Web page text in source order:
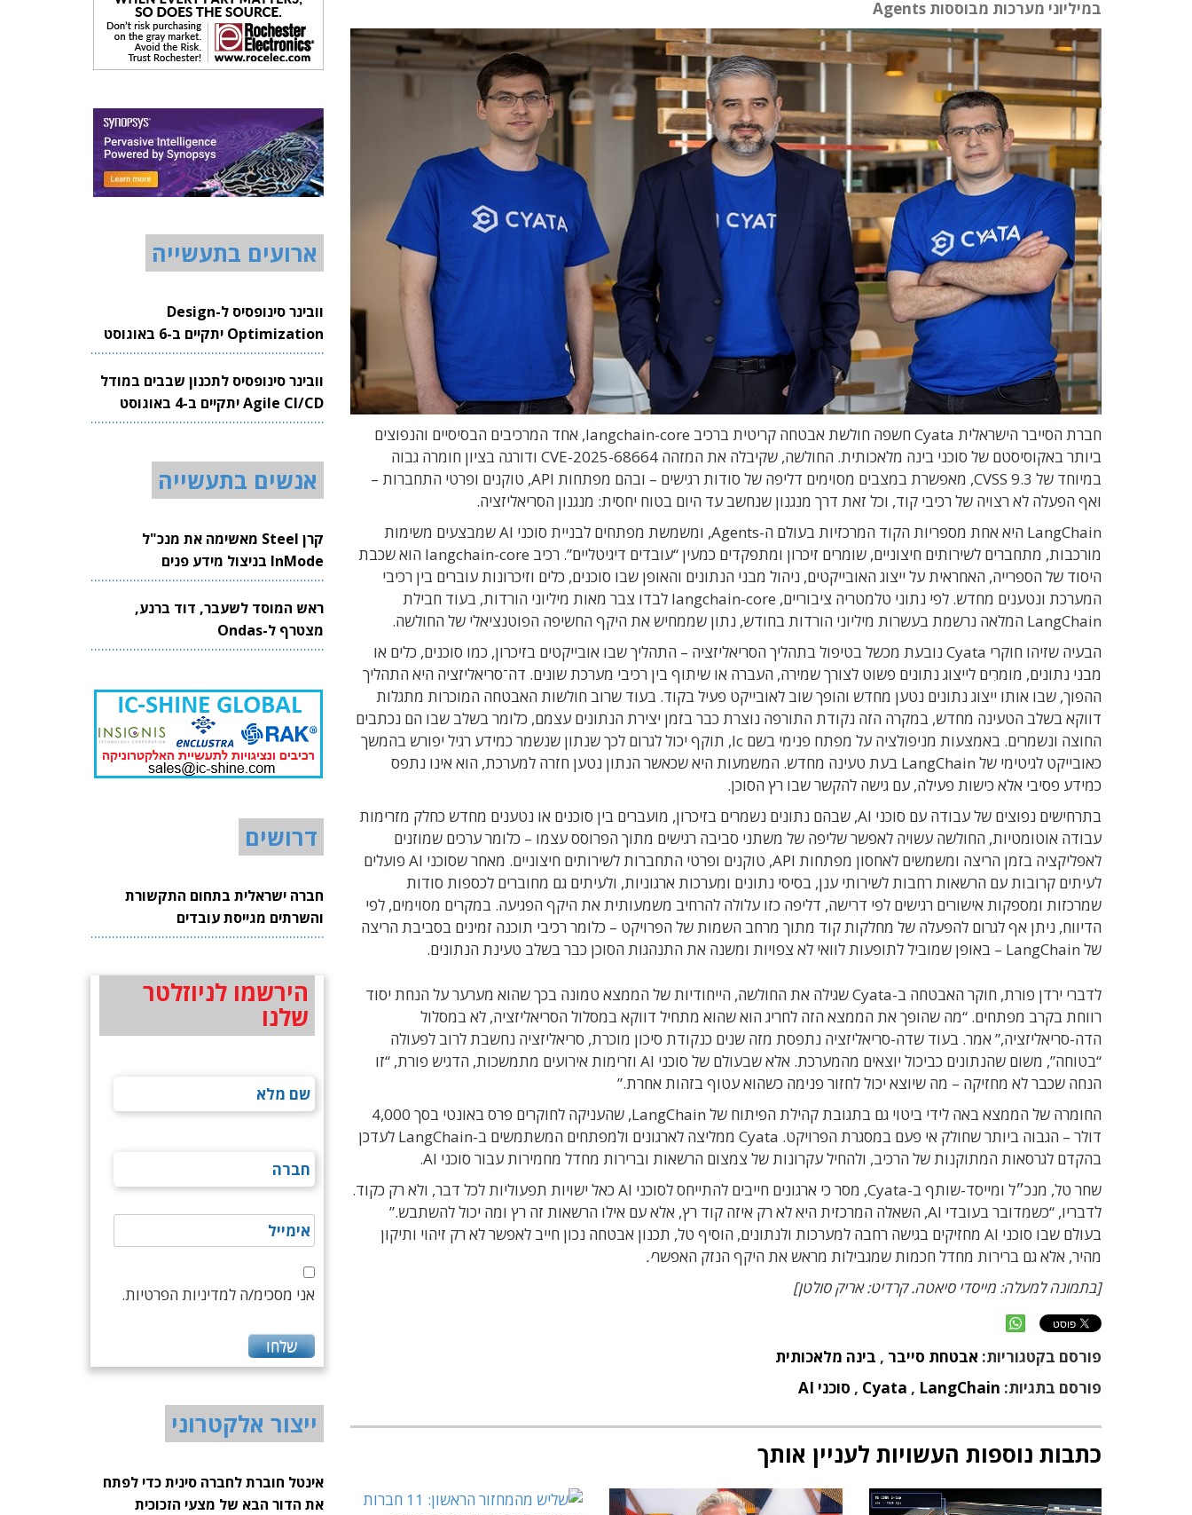
במיליוני מערכות מבוססות Agents
חברת הסייבר הישראלית Cyata חשפה חולשת אבטחה קריטית ברכיב langchain-core, אחד המרכיבים הבסיסיים והנפוצים
ביותר באקוסיסטם של סוכני בינה מלאכותית. החולשה, שקיבלה את המזהה CVE-2025-68664 ודורגה בציון חומרה גבוה
במיוחד של CVSS 9.3, מאפשרת במצבים מסוימים דליפה של סודות רגישים – ובהם מפתחות API, טוקנים ופרטי התחברות –
ואף הפעלה לא רצויה של רכיבי קוד, וכל זאת דרך מנגנון שנחשב עד היום בטוח יחסית: מנגנון הסריאליזציה.
LangChain היא אחת מספריות הקוד המרכזיות בעולם ה-Agents, ומשמשת מפתחים לבניית סוכני AI שמבצעים משימות
מורכבות, מתחברים לשירותים חיצוניים, שומרים זיכרון ומתפקדים כמעין “עובדים דיגיטליים”. רכיב langchain-core הוא שכבת
היסוד של הספרייה, האחראית על ייצוג האובייקטים, ניהול מבני הנתונים והאופן שבו סוכנים, כלים וזיכרונות עוברים בין רכיבי
המערכת ונטענים מחדש. לפי נתוני טלמטריה ציבוריים, langchain-core לבדו צבר מאות מיליוני הורדות, בעוד חבילת
LangChain המלאה נרשמת בעשרות מיליוני הורדות בחודש, נתון שממחיש את היקף החשיפה הפוטנציאלי של החולשה.
הבעיה שזיהו חוקרי Cyata נובעת מכשל בטיפול בתהליך הסריאליזציה – התהליך שבו אובייקטים בזיכרון, כמו סוכנים, כלים או
מבני נתונים, מומרִים לייצוג נתונים פשוט לצורך שמירה, העברה או שיתוף בין רכיבי מערכת שונים. דה־סריאליזציה היא התהליך
ההפוך, שבו אותו ייצוג נתונים נטען מחדש והופך שוב לאובייקט פעיל בקוד. בעוד שרוב חולשות האבטחה המוכרות מתגלות
דווקא בשלב הטעינה מחדש, במקרה הזה נקודת התורפה נוצרת כבר בזמן יצירת הנתונים עצמם, כלומר בשלב שבו הם נכתבים
החוצה ונשמרים. באמצעות מניפולציה על מפתח פנימי בשם lc, תוקף יכול לגרום לכך שנתון שנשמר כמידע רגיל יפורש בהמשך
כאובייקט לגיטימי של LangChain בעת טעינה מחדש. המשמעות היא שכאשר הנתון נטען חזרה למערכת, הוא אינו נתפס
כמידע פסיבי אלא כישות פעילה, עם גישה להקשר שבו רץ הסוכן.
בתרחישים נפוצים של עבודה עם סוכני AI, שבהם נתונים נשמרים בזיכרון, מועברים בין סוכנים או נטענים מחדש כחלק מזרימות
עבודה אוטומטיות, החולשה עשויה לאפשר שליפה של משתני סביבה רגישים מתוך הפרוסס עצמו – כלומר ערכים שמוזנים
לאפליקציה בזמן הריצה ומשמשים לאחסון מפתחות API, טוקנים ופרטי התחברות לשירותים חיצוניים. מאחר שסוכני AI פועלים
לעיתים קרובות עם הרשאות רחבות לשירותי ענן, בסיסי נתונים ומערכות ארגוניות, ולעיתים גם מחוברים לכספות סודות
שמרכזות ומספקות אישורים רגישים לפי דרישה, דליפה כזו עלולה להרחיב משמעותית את היקף הפגיעה. במקרים מסוימים, לפי
הדיווח, ניתן אף לגרום להפעלה של מחלקות קוד מתוך מרחב השמות של הפרויקט – כלומר רכיבי תוכנה זמינים בסביבת הריצה
של LangChain – באופן שמוביל לתופעות לוואי לא צפויות ומשנה את התנהגות הסוכן כבר בשלב טעינת הנתונים.
לדברי ירדן פורת, חוקר האבטחה ב-Cyata שגילה את החולשה, הייחודיות של הממצא טמונה בכך שהוא מערער על הנחת יסוד
רווחת בקרב מפתחים. “מה שהופך את הממצא הזה לחריג הוא שהוא מתחיל דווקא במסלול הסריאליזציה, לא במסלול
הדה-סריאליזציה,” אמר. בעוד שדה-סריאליזציה נתפסת מזה שנים כנקודת סיכון מוכרת, סריאליזציה נחשבת לרוב לפעולה
“בטוחה”, משום שהנתונים כביכול יוצאים מהמערכת. אלא שבעולם של סוכני AI וזרימות אירועים מתמשכות, הדגיש פורת, “זו
הנחה שכבר לא מחזיקה – מה שיוצא יכול לחזור פנימה כשהוא עטוף בזהות אחרת.”
החומרה של הממצא באה לידי ביטוי גם בתגובת קהילת הפיתוח של LangChain, שהעניקה לחוקרים פרס באונטי בסך 4,000
דולר – הגבוה ביותר שחולק אי פעם במסגרת הפרויקט. Cyata ממליצה לארגונים ולמפתחים המשתמשים ב-LangChain לעדכן
בהקדם לגרסאות המתוקנות של הרכיב, ולהחיל עקרונות של צמצום הרשאות וברירות מחדל מחמירות עבור סוכני AI.
שחר טל, מנכ״ל ומייסד-שותף ב-Cyata, מסר כי ארגונים חייבים להתייחס לסוכני AI כאל ישויות תפעוליות לכל דבר, ולא רק כקוד.
לדבריו, “כשמדובר בעובדי AI, השאלה המרכזית היא לא רק איזה קוד רץ, אלא עם אילו הרשאות זה רץ ומה יכול להשתבש.”
בעולם שבו סוכני AI מחזיקים בגישה רחבה למערכות ולנתונים, הוסיף טל, תכנון אבטחה נכון חייב לאפשר לא רק זיהוי ותיקון
מהיר, אלא גם ברירות מחדל חכמות שמגבילות מראש את היקף הנזק האפשרי.
[בתמונה למעלה: מייסדי סיאטה. קרדיט: אריק סולטן]
פורסם בקטגוריות: אבטחת סייבר , בינה מלאכותית
פורסם בתגיות:
Cyata , LangChain
, סוכני AI
כתבות נוספות העשויות לעניין אותך
ארועים בתעשייה
וובינר סינופסיס ל-Design
Optimization יתקיים ב-6 באוגוסט
2026
וובינר סינופסיס לתכנון שבבים במודל
Agile CI/CD יתקיים ב-4 באוגוסט
2026
אנשים בתעשייה
קרן Steel מאשימה את מנכ"ל
InMode בניצול מידע פנים
ראש המוסד לשעבר, דוד ברנע,
מצטרף ל-Ondas
דרושים
חברה ישראלית בתחום התקשורת
והשרתים מגייסת עובדים
הירשמו לניוזלטר
שלנו
אני מסכימ/ה למדיניות הפרטיות.
ייצור אלקטרוני
אינטל חוברת לחברה סינית כדי לפתח
את הדור הבא של מצעי הזכוכית